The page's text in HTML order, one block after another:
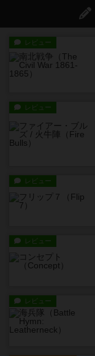
レビュー
レビュー
レビュー
レビュー
レビュー